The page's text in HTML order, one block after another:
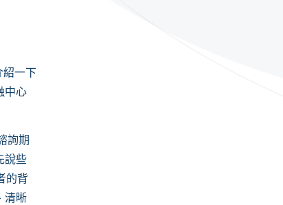
紹一下
中心
詢期
說些
的背
清晰